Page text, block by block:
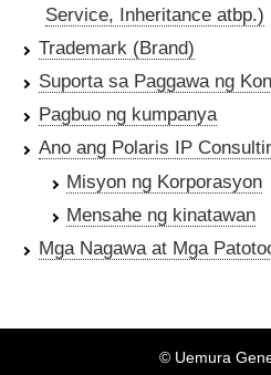
Service, Inheritance atbp.)
Trademark (Brand)
Suporta sa Paggawa ng
Pagbuo ng kumpanya
Ano ang Polaris IP
Misyon ng Korporasyon
Mensahe ng kinatawan
Mga Nagawa at Mga
© Uemura